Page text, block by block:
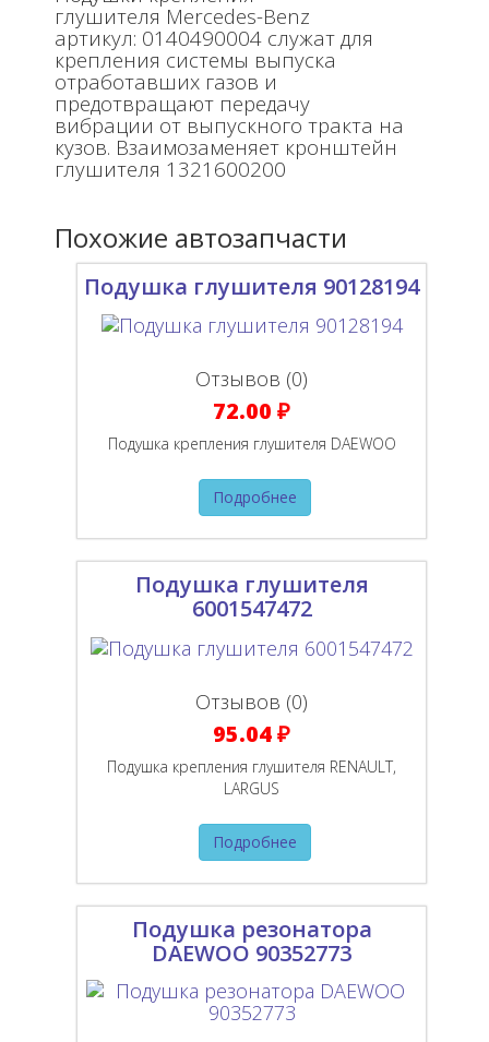
глушителя Mercedes-Benz
артикул: 0140490004 служат для
крепления системы выпуска
отработавших газов и
предотвращают передачу
вибрации от выпускного тракта на
кузов. Взаимозаменяет кронштейн
глушителя 1321600200
Похожие автозапчасти
Подушка глушителя 90128194
Отзывов (0)
72.00 ₽
Подушка крепления глушителя DAEWOO
Подробнее
Подушка глушителя
6001547472
Отзывов (0)
95.04 ₽
Подушка крепления глушителя RENAULT,
LARGUS
Подробнее
Подушка резонатора
DAEWOO 90352773